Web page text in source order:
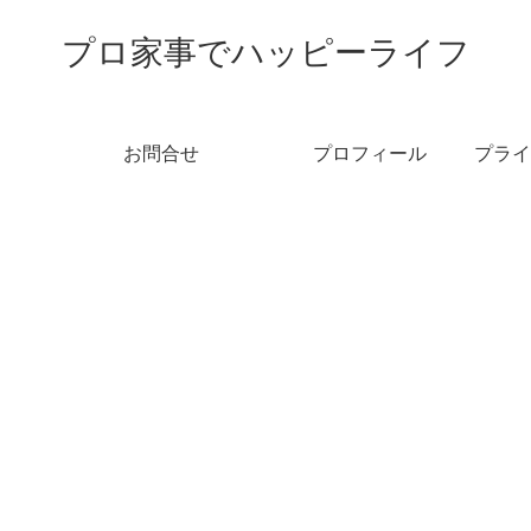
プロ家事でハッピーライフ
お問合せ プロフィール